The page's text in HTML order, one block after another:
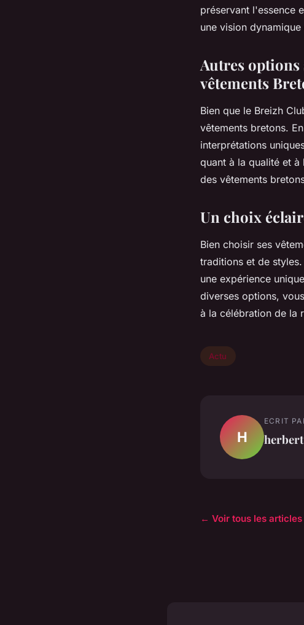
préservant l'essence
une vision
Autres options
vêtements
Bien que le Breizh
vêtements bretons.
interprétations
quant à la qualité et
des vêtements
Un choix
Bien choisir ses
traditions et de
une expérience
diverses options,
à la célébration de la
Actu
H
ECRIT
herbert
← Voir tous les